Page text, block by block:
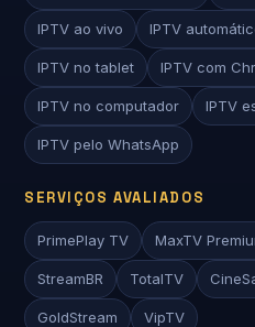
IPTV ao vivo IPTV
IPTV no tablet IPTV com
IPTV no computador IPTV
IPTV pelo WhatsApp
SERVIÇOS AVALIADOS
PrimePlay TV MaxTV
StreamBR TotalTV
GoldStream VipTV